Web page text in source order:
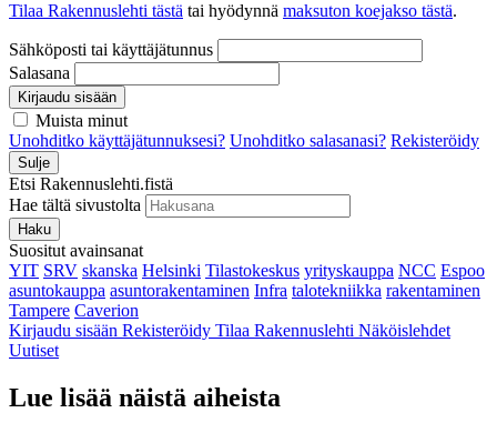
Tilaa Rakennuslehti tästä tai hyödynnä maksuton koejakso tästä.
Sähköposti tai käyttäjätunnus
Salasana
Kirjaudu sisään
Muista minut
Unohditko käyttäjätunnuksesi? Unohditko salasanasi? Rekisteröidy
Sulje
Etsi Rakennuslehti.fistä
Hae tältä sivustolta
Haku
Suositut avainsanat
YIT SRV skanska Helsinki Tilastokeskus yrityskauppa NCC Espoo
asuntokauppa asuntorakentaminen Infra talotekniikka rakentaminen
Tampere Caverion
Kirjaudu sisään Rekisteröidy Tilaa Rakennuslehti Näköislehdet
Uutiset
Lue lisää näistä aiheista